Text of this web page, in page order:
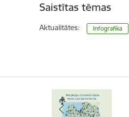
Saistītas tēmas
Aktualitātes: Infografika